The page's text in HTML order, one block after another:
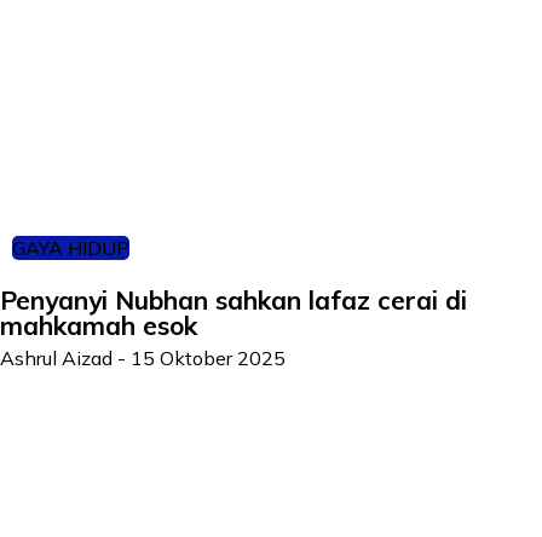
GAYA HIDUP
Penyanyi Nubhan sahkan lafaz cerai di
mahkamah esok
Ashrul Aizad - 15 Oktober 2025